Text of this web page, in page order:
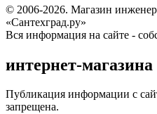
© 2006-2026. Магазин
«Сантехград.ру»
Вся информация на сайте -
интернет-
Публикация информации с
запрещена.